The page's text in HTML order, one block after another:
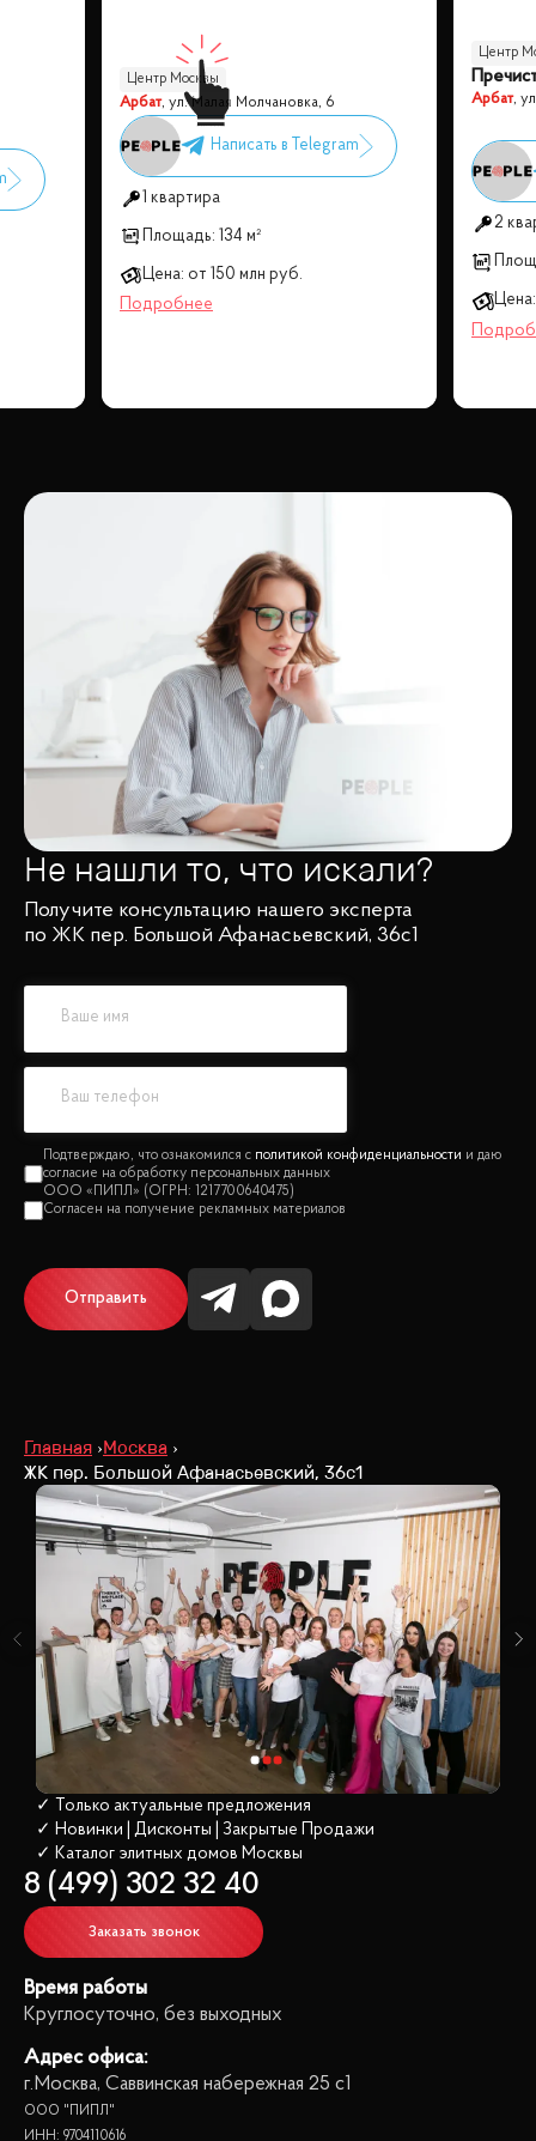
Центр Москвы
Арбат, ул. Малая Молчановка, 6
1 квартира
Площадь: 134 м²
Цена: от 150 млн руб.
Центр
Арбат,
2
Цена:
Не нашли то, что искали?
Получите консультацию нашего эксперта
по ЖК пер. Большой Афанасьевский, 36с1
политикой конфиденциальности
Отправить
Главная Москва
ЖК пер. Большой Афанасьевский, 36с1
✓ Только актуальные предложения
✓ Новинки | Дисконты | Закрытые Продажи
✓ Каталог элитных домов Москвы
8 (499) 302 32 40
Заказать звонок
Время работы
Круглосуточно, без выходных
Адрес офиса:
г.Москва, Саввинская набережная 25 с1
ООО "ПИПЛ"
ИНН: 9704110616